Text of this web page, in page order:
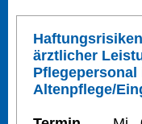
ärztlicher
Pflegepersonal
Altenpflege/